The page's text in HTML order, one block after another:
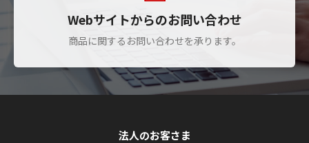
Webサイトからのお問い合わせ
商品に関するお問い合わせを承ります。
法人のお客さま